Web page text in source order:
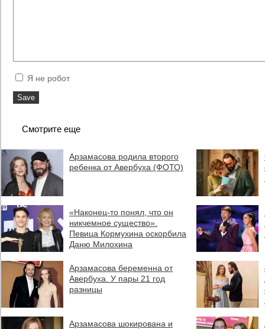
Я не робот
Смотрите еще
Арзамасова родила второго
ребенка от Авербуха (ФОТО)
«Наконец-то понял, что он
никчемное существо».
Певица Кормухина оскорбила
Даню Милохина
Арзамасова беременна от
Авербуха. У пары 21 год
разницы
Арзамасова шокирована и